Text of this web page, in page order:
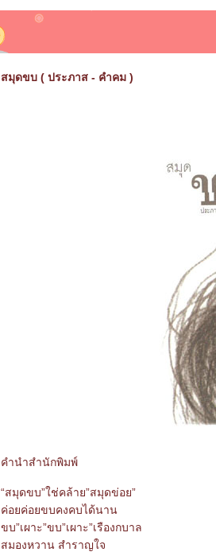
สมุดขบ ( ประภาส - คำคม )
คำนำสำนักพิมพ์
“สมุดขบ”ใช่คล้าย”สมุดข่อย”
ค่อยค่อยขบคงคบได้นาน
ขบ”เผาะ”ขบ”เผาะ”เรืองกบาล
สมองหวาน สำราญใจ